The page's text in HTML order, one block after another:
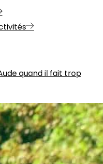
quand il fait trop